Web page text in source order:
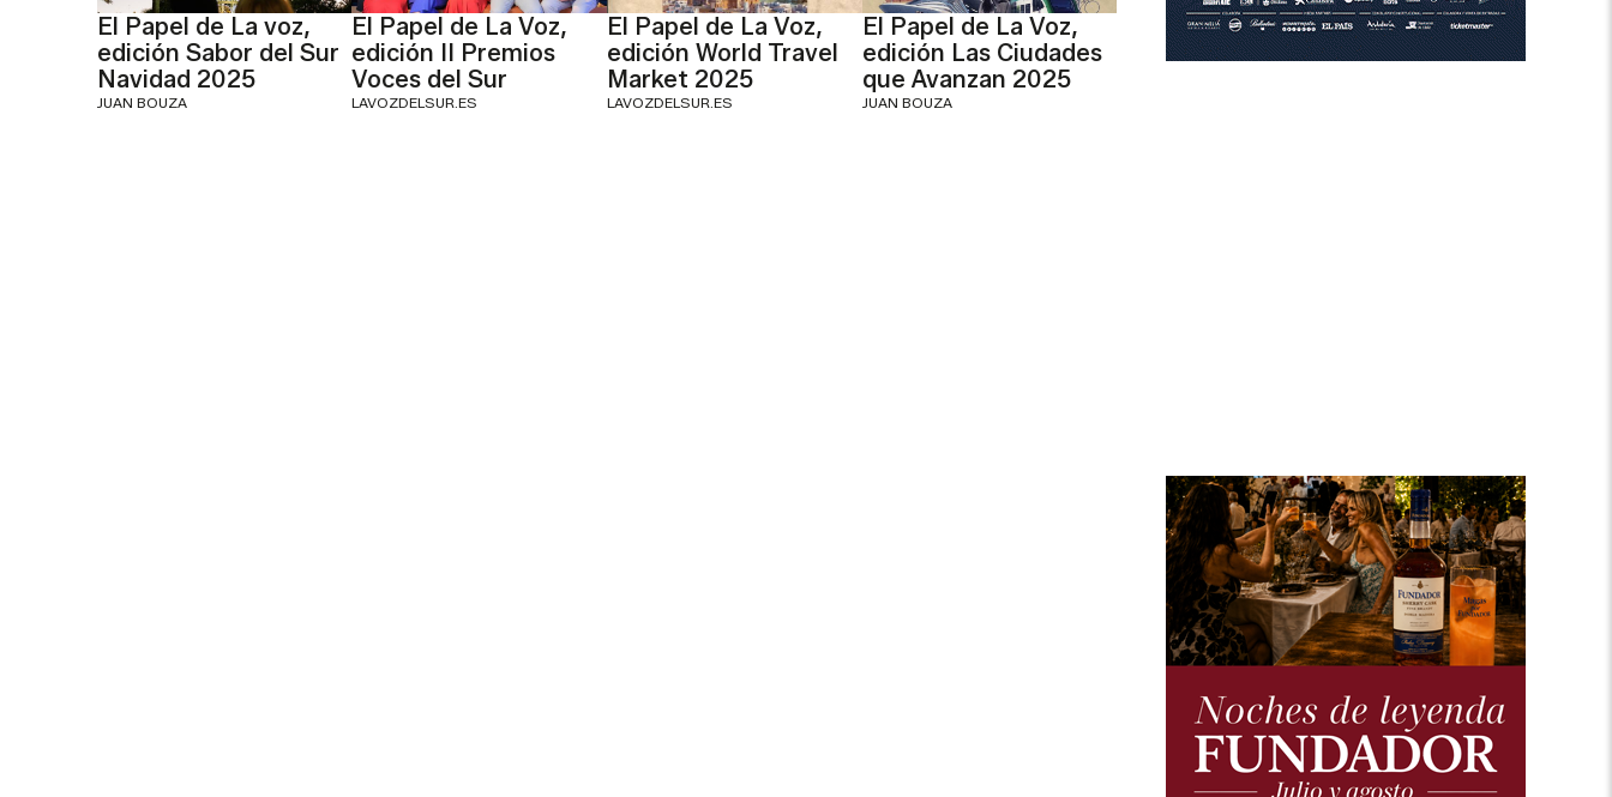
El Papel de La voz,
edición Sabor del Sur
Navidad 2025
JUAN BOUZA
El Papel de La Voz,
edición II Premios
Voces del Sur
LAVOZDELSUR.ES
El Papel de La Voz,
edición World Travel
Market 2025
LAVOZDELSUR.ES
El Papel de La Voz,
edición Las Ciudades
que Avanzan 2025
JUAN BOUZA